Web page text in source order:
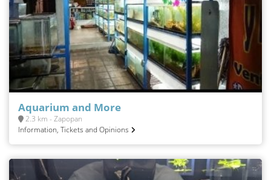
Aquarium and More
2.3 km - Zapopan
Information, Tickets and Opinions